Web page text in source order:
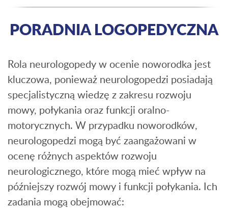
PORADNIA LOGOPEDYCZNA
Rola neurologopedy w ocenie noworodka jest
kluczowa, ponieważ neurologopedzi posiadają
specjalistyczną wiedzę z zakresu rozwoju
mowy, połykania oraz funkcji oralno-
motorycznych. W przypadku noworodków,
neurologopedzi mogą być zaangażowani w
ocenę różnych aspektów rozwoju
neurologicznego, które mogą mieć wpływ na
późniejszy rozwój mowy i funkcji połykania. Ich
zadania mogą obejmować: